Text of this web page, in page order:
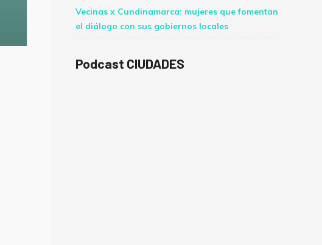
Vecinas x Cundinamarca: mujeres que fomentan
el diálogo con sus gobiernos locales
Podcast CIUDADES